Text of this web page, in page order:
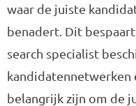
waar de juiste
benadert. Dit
search specialist
kandidatennetwerken
belangrijk zijn om de